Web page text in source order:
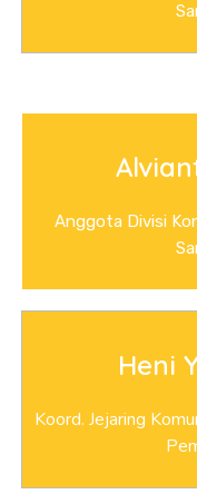
Anggota Divisi
Heni
Koord. Jejaring